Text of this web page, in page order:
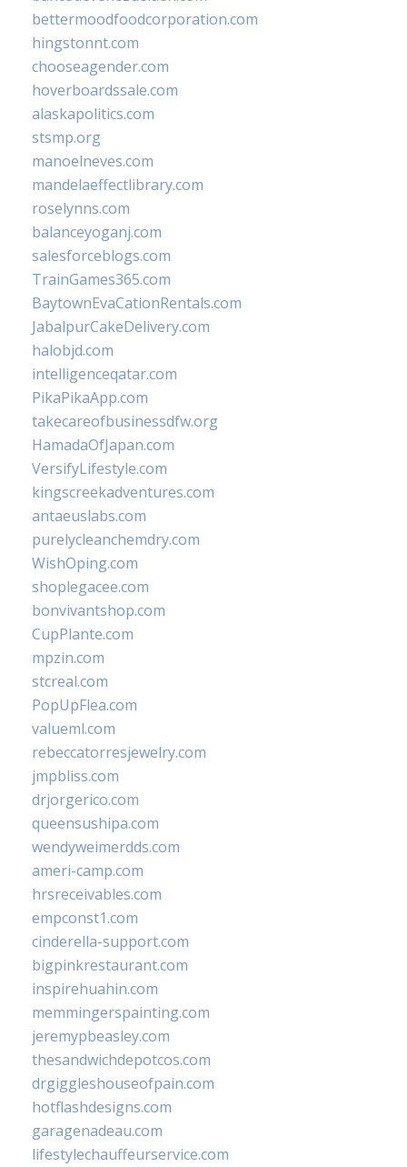
bettermoodfoodcorporation.com
hingstonnt.com
chooseagender.com
hoverboardssale.com
alaskapolitics.com
stsmp.org
manoelneves.com
mandelaeffectlibrary.com
roselynns.com
balanceyoganj.com
salesforceblogs.com
TrainGames365.com
BaytownEvaCationRentals.com
JabalpurCakeDelivery.com
halobjd.com
intelligenceqatar.com
PikaPikaApp.com
takecareofbusinessdfw.org
HamadaOfJapan.com
VersifyLifestyle.com
kingscreekadventures.com
antaeuslabs.com
purelycleanchemdry.com
WishOping.com
shoplegacee.com
bonvivantshop.com
CupPlante.com
mpzin.com
stcreal.com
PopUpFlea.com
valueml.com
rebeccatorresjewelry.com
jmpbliss.com
drjorgerico.com
queensushipa.com
wendyweimerdds.com
ameri-camp.com
hrsreceivables.com
empconst1.com
cinderella-support.com
bigpinkrestaurant.com
inspirehuahin.com
memmingerspainting.com
jeremypbeasley.com
thesandwichdepotcos.com
drgiggleshouseofpain.com
hotflashdesigns.com
garagenadeau.com
lifestylechauffeurservice.com